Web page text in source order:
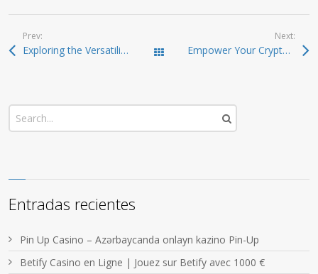
Prev:
Exploring the Versatility of SafePal Wallet for Users Todas las entradas
Next:
Empower Your Crypto Strategy with Atomic Wallet
Entradas recientes
Pin Up Casino – Azərbaycanda onlayn kazino Pin-Up
Betify Casino en Ligne | Jouez sur Betify avec 1000 €